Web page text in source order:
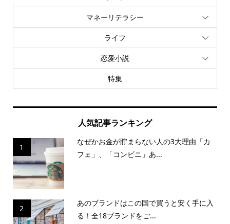
マネーリテラシー
ライフ
恋愛小説
特集
人気記事ランキング
1
なぜかお金が貯まらない人の3大理由「カ
フェ」、「コンビニ」あ...
2
あのブランドはこの国で買うと安く手に入
る！全18ブランドをご...